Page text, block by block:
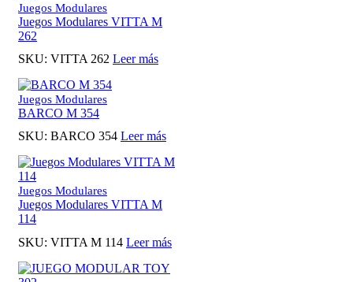
Juegos Modulares
Juegos Modulares VITTA M
262
SKU: VITTA 262 Leer más
Juegos Modulares
BARCO M 354
SKU: BARCO 354 Leer más
Juegos Modulares
Juegos Modulares VITTA M
114
SKU: VITTA M 114 Leer más